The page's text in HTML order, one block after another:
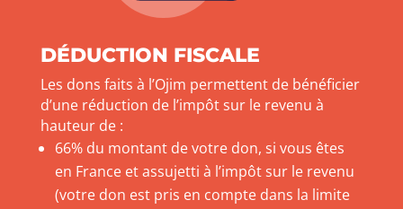
DÉDUCTION FISCALE
Les dons faits à l’Ojim permettent de bénéficier
d’une réduction de l’impôt sur le revenu à
hauteur de :
66% du montant de votre don, si vous êtes
en France et assujetti à l’impôt sur le revenu
(votre don est pris en compte dans la limite